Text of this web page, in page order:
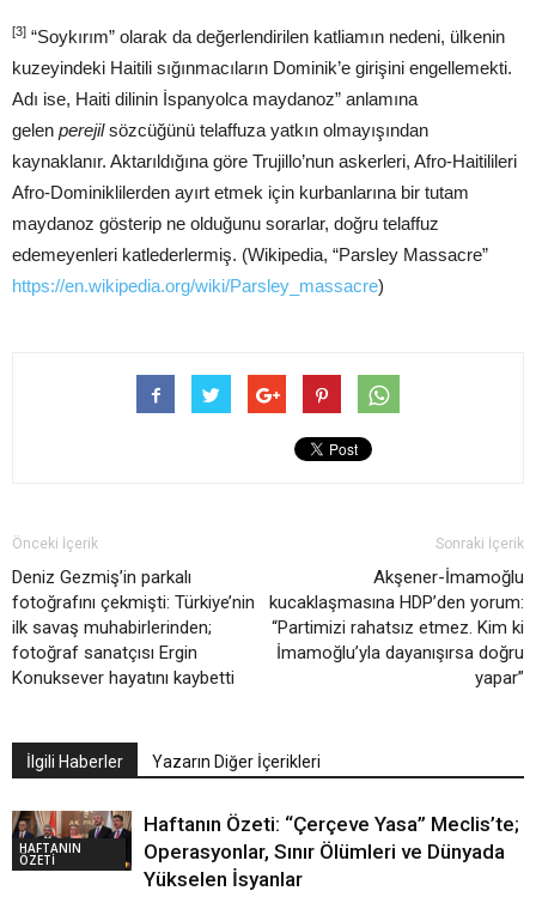
[3] “Soykırım” olarak da değerlendirilen katliamın nedeni, ülkenin
kuzeyindeki Haitili sığınmacıların Dominik’e girişini engellemekti.
Adı ise, Haiti dilinin İspanyolca maydanoz” anlamına
gelen perejilsözcüğünü telaffuza yatkın olmayışından
kaynaklanır. Aktarıldığına göre Trujillo’nun askerleri, Afro-Haitilileri
Afro-Dominiklilerden ayırt etmek için kurbanlarına bir tutam
maydanoz gösterip ne olduğunu sorarlar, doğru telaffuz
edemeyenleri katlederlermiş. (Wikipedia, “Parsley Massacre”
https://en.wikipedia.org/wiki/Parsley_massacre)
Önceki İçerik
Deniz Gezmiş’in parkalı
fotoğrafını çekmişti: Türkiye’nin
ilk savaş muhabirlerinden;
fotoğraf sanatçısı Ergin
Konuksever hayatını kaybetti
Sonraki İçerik
Akşener-İmamoğlu
kucaklaşmasına HDP’den yorum:
“Partimizi rahatsız etmez. Kim ki
İmamoğlu’yla dayanışırsa doğru
yapar”
İlgili Haberler Yazarın Diğer İçerikleri
HAFTANIN
ÖZETİ
Haftanın Özeti: “Çerçeve Yasa” Meclis’te;
Operasyonlar, Sınır Ölümleri ve Dünyada
Yükselen İsyanlar